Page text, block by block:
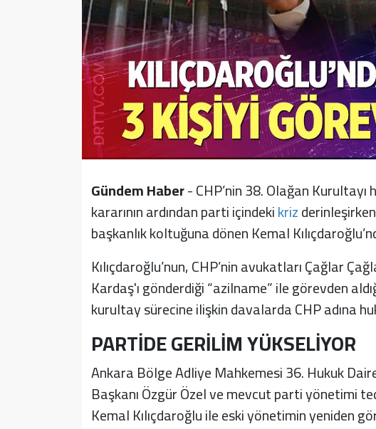
Gündem Haber- CHP’nin 38. Olağan
kararının ardından parti içindekikriz
başkanlık koltuğuna dönen Kemal
Kılıçdaroğlu’nun, CHP’nin avukatları Çağlar
Kardaş'ı gönderdiği “azilname” ile görevden
kurultay sürecine ilişkin davalarda CHP adına
PARTİDE GERİLİM YÜKSELİYOR
Ankara Bölge Adliye Mahkemesi 36. Hukuk
Başkanı Özgür Özel ve mevcut parti yönetimi
Kemal Kılıçdaroğlu ile eski yönetimin yeniden
Resmi Reklam